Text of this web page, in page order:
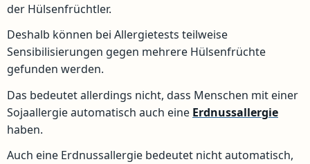
der Hülsenfrüchtler.
Deshalb können bei Allergietests teilweise
Sensibilisierungen gegen mehrere Hülsenfrüchte
gefunden werden.
Das bedeutet allerdings nicht, dass Menschen mit einer
Sojaallergie automatisch auch eine Erdnussallergie
haben.
Auch eine Erdnussallergie bedeutet nicht automatisch,